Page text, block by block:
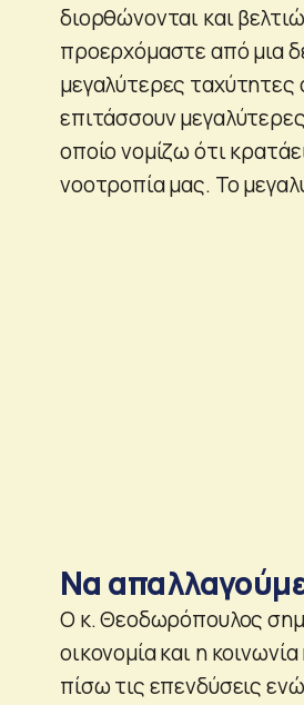
διορθώνονται και
προερχόμαστε από μια
μεγαλύτερες ταχύτητες
επιτάσσουν
οποίο νομίζω ότι
νοοτροπία μας. Το
Να
Ο κ. Θεοδωρόπουλος
οικονομία και η
πίσω τις επενδύσεις